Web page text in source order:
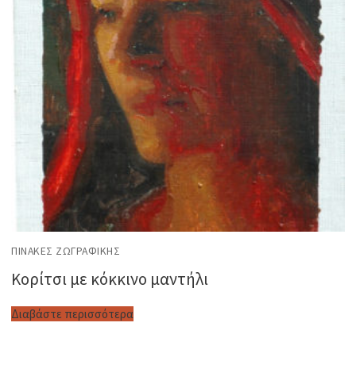
ΠΊΝΑΚΕΣ ΖΩΓΡΑΦΙΚΉΣ
Κορίτσι με κόκκινο μαντήλι
Διαβάστε περισσότερα